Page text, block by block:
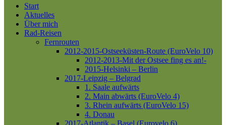
Close
Menu
Start
Aktuelles
Über mich
Rad-Reisen
Fernrouten
2012-2015-Ostseeküsten-Route (EuroVelo 10)
2012-2013-Mit der Ostsee fing es an!-
2015-Helsinki – Berlin
2017-Leipzig – Belgrad
1. Saale aufwärts
2. Main abwärts (EuroVelo 4)
3. Rhein aufwärts (EuroVelo 15)
4. Donau
2017-Atlantik – Basel (Eurovelo 6)